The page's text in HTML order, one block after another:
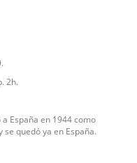
2h.
España en 1944 como
quedó ya en España.